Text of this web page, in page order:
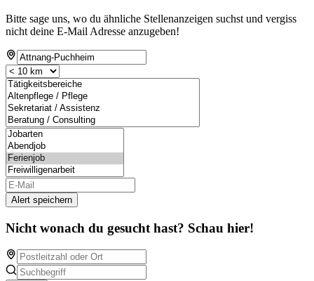
Bitte sage uns, wo du ähnliche Stellenanzeigen suchst und vergiss
nicht deine E-Mail Adresse anzugeben!
Alert speichern
Nicht wonach du gesucht hast? Schau hier!